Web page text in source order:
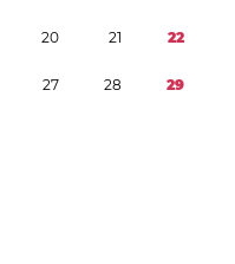
20 21 22
27 28 29